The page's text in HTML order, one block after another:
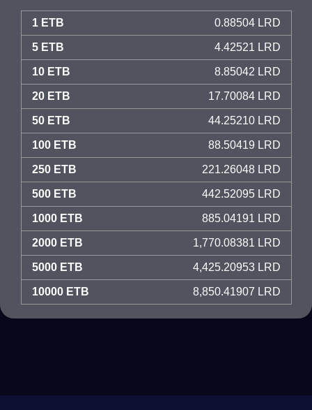
1 ETB 0.88504 LRD
5 ETB 4.42521 LRD
10 ETB 8.85042 LRD
20 ETB 17.70084 LRD
50 ETB 44.25210 LRD
100 ETB 88.50419 LRD
250 ETB 221.26048 LRD
500 ETB 442.52095 LRD
1000 ETB 885.04191 LRD
2000 ETB 1,770.08381 LRD
5000 ETB 4,425.20953 LRD
10000 ETB 8,850.41907 LRD